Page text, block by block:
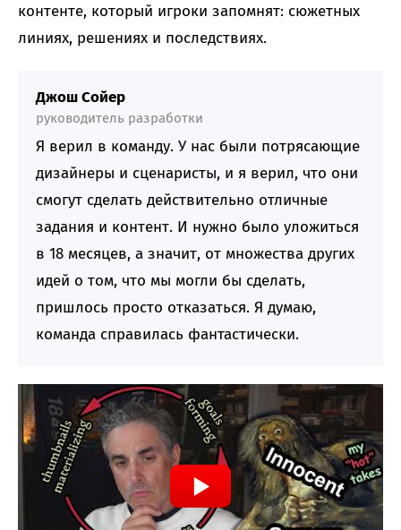
контенте, который игроки запомнят: сюжетных
линиях, решениях и последствиях.
Джош Сойер
руководитель разработки
Я верил в команду. У нас были потрясающие
дизайнеры и сценаристы, и я верил, что они
смогут сделать действительно отличные
задания и контент. И нужно было уложиться
в 18 месяцев, а значит, от множества других
идей о том, что мы могли бы сделать,
пришлось просто отказаться. Я думаю,
команда справилась фантастически.